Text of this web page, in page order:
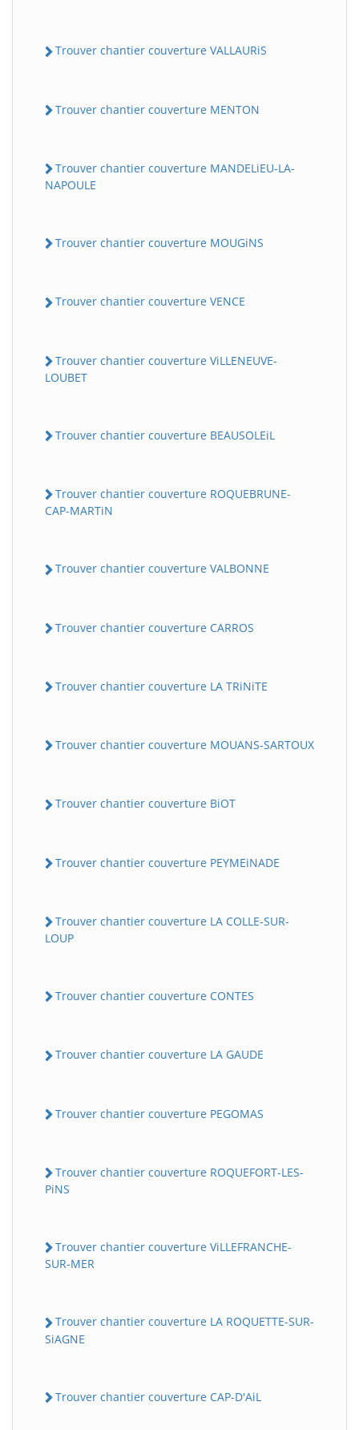
Trouver chantier couverture VALLAURiS
Trouver chantier couverture MENTON
Trouver chantier couverture MANDELiEU-LA-
NAPOULE
Trouver chantier couverture MOUGiNS
Trouver chantier couverture VENCE
Trouver chantier couverture ViLLENEUVE-
LOUBET
Trouver chantier couverture BEAUSOLEiL
Trouver chantier couverture ROQUEBRUNE-
CAP-MARTiN
Trouver chantier couverture VALBONNE
Trouver chantier couverture CARROS
Trouver chantier couverture LA TRiNiTE
Trouver chantier couverture MOUANS-SARTOUX
Trouver chantier couverture BiOT
Trouver chantier couverture PEYMEiNADE
Trouver chantier couverture LA COLLE-SUR-
LOUP
Trouver chantier couverture CONTES
Trouver chantier couverture LA GAUDE
Trouver chantier couverture PEGOMAS
Trouver chantier couverture ROQUEFORT-LES-
PiNS
Trouver chantier couverture ViLLEFRANCHE-
SUR-MER
Trouver chantier couverture LA ROQUETTE-SUR-
SiAGNE
Trouver chantier couverture CAP-D'AiL